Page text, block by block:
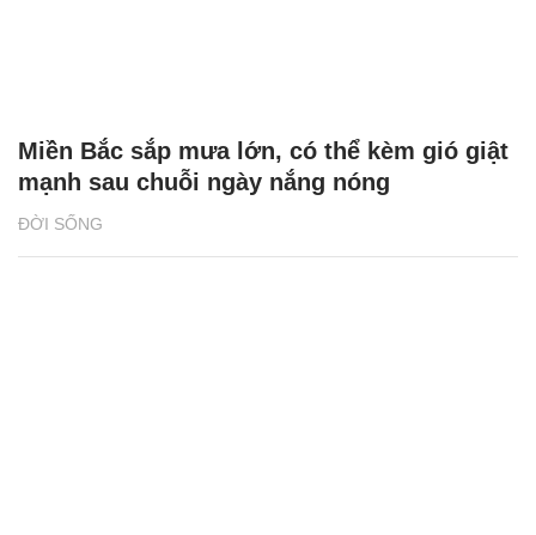
ĐỜI SỐNG
Miền Bắc sắp mưa lớn, có thể kèm gió giật
mạnh sau chuỗi ngày nắng nóng